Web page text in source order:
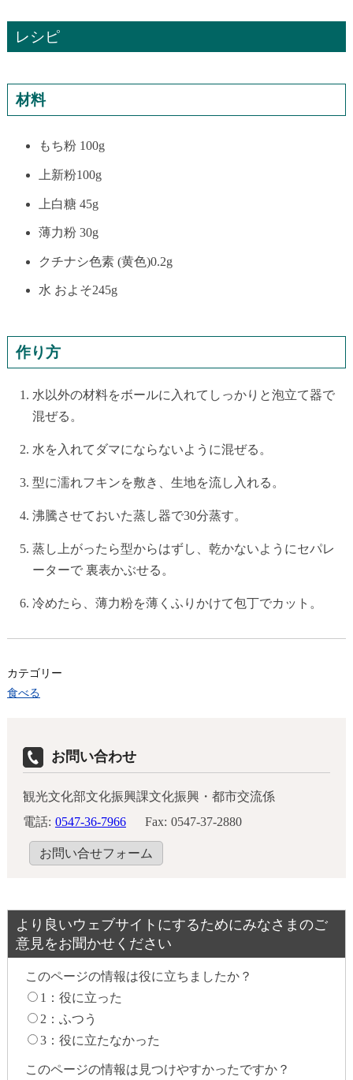
レシピ
材料
もち粉 100g
上新粉100g
上白糖 45g
薄力粉 30g
クチナシ色素 (黄色)0.2g
水 およそ245g
作り方
水以外の材料をボールに入れてしっかりと泡立て器で
混ぜる。
水を入れてダマにならないように混ぜる。
型に濡れフキンを敷き、生地を流し入れる。
沸騰させておいた蒸し器で30分蒸す。
蒸し上がったら型からはずし、乾かないようにセパレ
ーターで 裏表かぶせる。
冷めたら、薄力粉を薄くふりかけて包丁でカット。
カテゴリー
食べる
お問い合わせ
観光文化部文化振興課文化振興・都市交流係
電話: 0547-36-7966 Fax: 0547-37-2880
お問い合せフォーム
より良いウェブサイトにするためにみなさまのご
意見をお聞かせください
このページの情報は役に立ちましたか？
1：役に立った
2：ふつう
3：役に立たなかった
このページの情報は見つけやすかったですか？